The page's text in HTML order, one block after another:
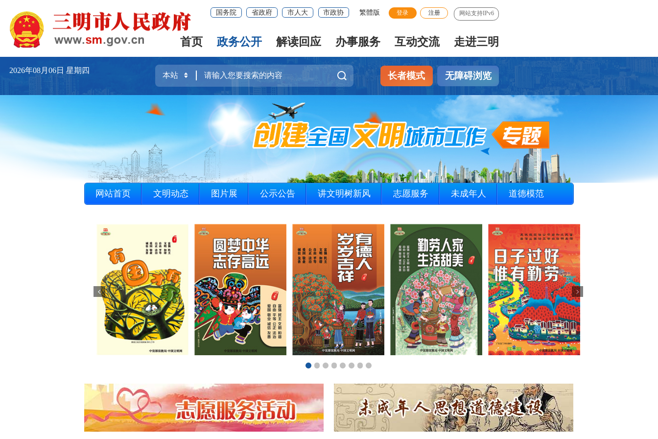
国务院 省政府 市人大 市政协 繁體版 登录 注册 网站支持IPv6
首页 政务公开 解读回应 办事服务 互动交流 走进三明
2026年08月06日星期四
长者模式 无障碍浏览
网站首页 文明动态 图片展 公示公告 讲文明树新风 志愿服务 未成年人 道德模范